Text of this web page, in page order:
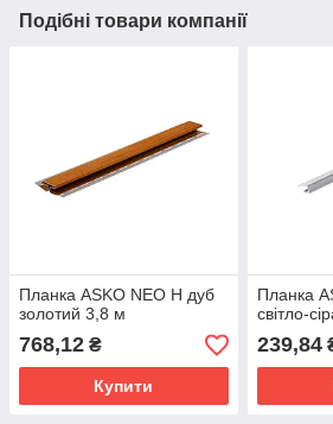
Подібні товари компанії
Планка ASKO NEO Н дуб
золотий 3,8 м
768,12 ₴
Купити
Планка
світло-
239,84